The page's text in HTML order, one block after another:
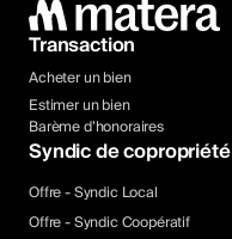
Transaction
Acheter un bien
Estimer un bien
Barème d’honoraires
Syndic de copropriété
Offre - Syndic Local
Offre - Syndic Coopératif